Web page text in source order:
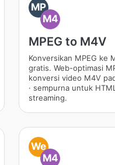
MP
M4
MPEG to M4V
Konversikan MPEG ke
gratis. Web-optimasi
konversi video M4V
· sempurna untuk
streaming.
We
M4